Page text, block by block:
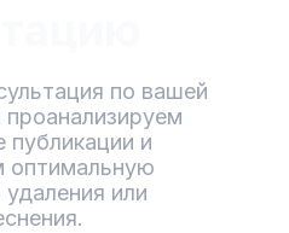
по вашей
публикации и
оптимальную
или